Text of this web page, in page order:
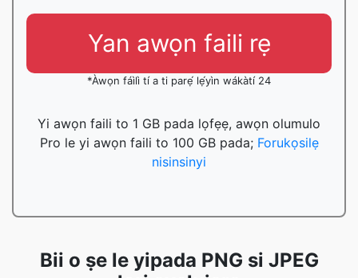
Yan awọn faili rẹ
*Àwọn fáìlì tí a ti parẹ́ lẹ́yìn wákàtí 24
Yi awọn faili to 1 GB pada lọfẹẹ, awọn olumulo
Pro le yi awọn faili to 100 GB pada; Forukọsilẹ
nisinsinyi
Bii o ṣe le yipada PNG si JPEG